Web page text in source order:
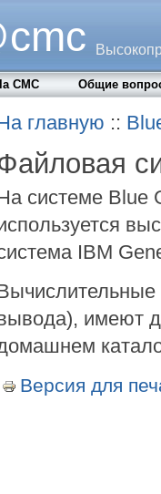
CMC Общие
главную ::
системе Blue
IBM
имеют
Версия для